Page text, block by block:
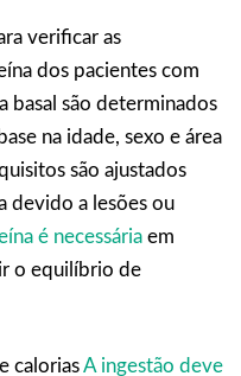
verificar as
dos pacientes com
basal são determinados
na idade, sexo e área
são ajustados
devido a lesões ou
é necessária em
o equilíbrio de
caloriasA ingestão deve